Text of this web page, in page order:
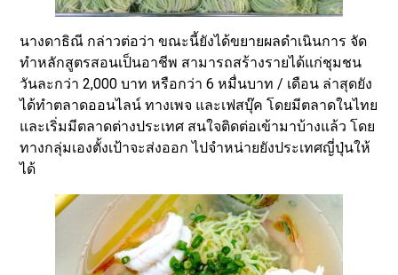
นางดาธิณี กล่าวต่อว่า ขณะนี้ยังได้ขยายผลดำเนินการ จัด
ทำหลักสูตรสอนเป็นอาชีพ สามารถสร้างรายได้แก่ชุมชน
วันละกว่า 2,000 บาท หรือกว่า 6 หมื่นบาท / เดือน ล่าสุดยัง
ได้ทำตลาดออนไลน์ ทางเพจ และเฟสบุ๊ค โดยมีตลาดในไทย
และเริ่มมีตลาดต่างประเทศ สนใจติดต่อเข้ามาบ้างแล้ว โดย
ทางกลุ่มเองตั้งเป้าจะส่งออก ไปจำหน่ายยังประเทศญี่ปุ่นให้
ได้